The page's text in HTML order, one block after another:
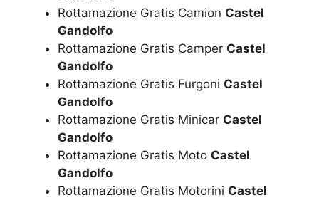
Rottamazione Gratis Camion Castel
Gandolfo
Rottamazione Gratis Camper Castel
Gandolfo
Rottamazione Gratis Furgoni Castel
Gandolfo
Rottamazione Gratis Minicar Castel
Gandolfo
Rottamazione Gratis Moto Castel
Gandolfo
Rottamazione Gratis Motorini Castel